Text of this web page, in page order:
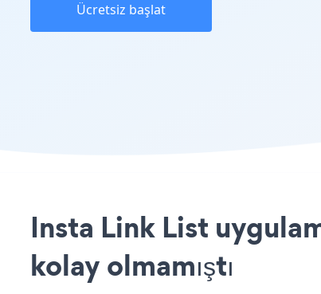
Ücretsiz başlat
Insta Link List
kolay olmamıştı